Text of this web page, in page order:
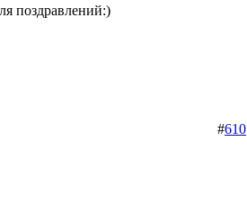
поздравлений:)
#610